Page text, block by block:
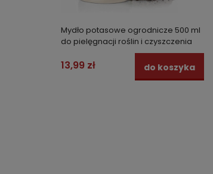
Mydło potasowe ogrodnicze 500 ml
do pielęgnacji roślin i czyszczenia
narzędzi w ogrodzie - STRONG
NATURAL
13,99 zł do koszyka